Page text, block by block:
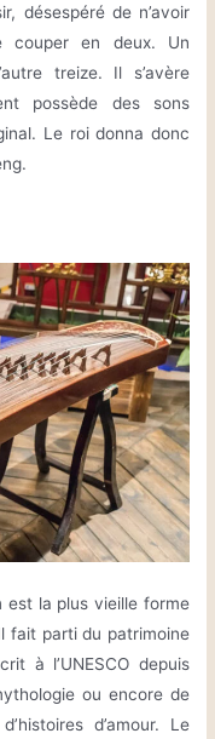
désespéré de n’avoir
couper en deux. Un
treize. Il s’avère
possède des sons
Le roi donna donc
est la plus vieille forme
fait parti du patrimoine
à l’UNESCO depuis
ou encore de
d’amour. Le